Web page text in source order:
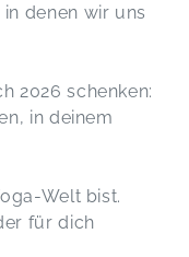
denen wir uns
2026 schenken:
in deinem
Welt bist.
für dich